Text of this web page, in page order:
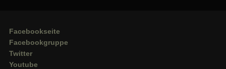
Facebookseite
Facebookgruppe
Twitter
Youtube